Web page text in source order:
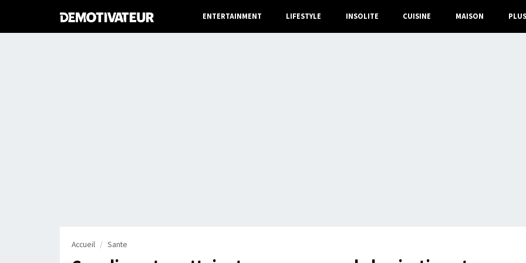
ENTERTAINMENT LIFESTYLE INSOLITE CUISINE MAISON PLUS
Accueil Sante